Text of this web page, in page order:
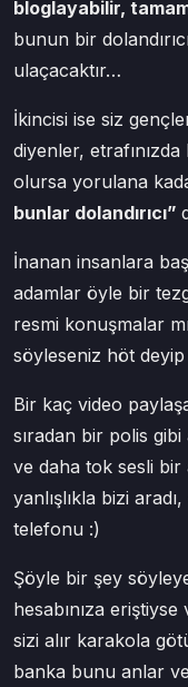
bloglayabilir,
bunun bir
ulaçacaktır…
İkincisi ise siz
diyenler,
olursa yorulana
bunlar dolandırıcı”
İnanan insanlara
adamlar öyle bir
resmi konuşmalar
söyleseniz höt
Bir kaç video
sıradan bir polis
ve daha tok sesli bir
yanlışlıkla bizi
telefonu :)
Şöyle bir şey
hesabınıza
sizi alır karakola
banka bunu anlar